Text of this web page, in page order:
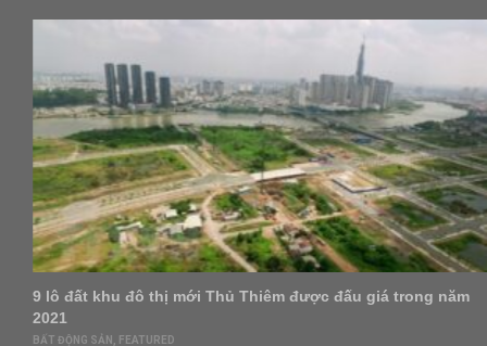
9 lô đất khu đô thị mới Thủ Thiêm được đấu giá trong năm
2021
BẤT ĐỘNG SẢN,FEATURED